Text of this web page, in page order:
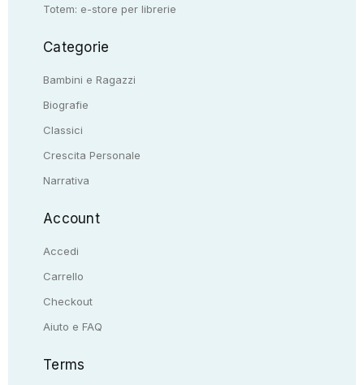
Totem: e-store per librerie
Categorie
Bambini e Ragazzi
Biografie
Classici
Crescita Personale
Narrativa
Account
Accedi
Carrello
Checkout
Aiuto e FAQ
Terms